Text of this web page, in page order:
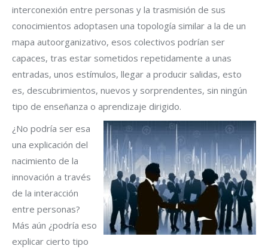
interconexión entre personas y la trasmisión de sus
conocimientos adoptasen una topología similar a la de un
mapa autoorganizativo, esos colectivos podrían ser
capaces, tras estar sometidos repetidamente a unas
entradas, unos estímulos, llegar a producir salidas, esto
es, descubrimientos, nuevos y sorprendentes, sin ningún
tipo de enseñanza o aprendizaje dirigido.
¿No podría ser esa
una explicación del
nacimiento de la
innovación a través
de la interacción
entre personas?
Más aún ¿podría eso
explicar cierto tipo